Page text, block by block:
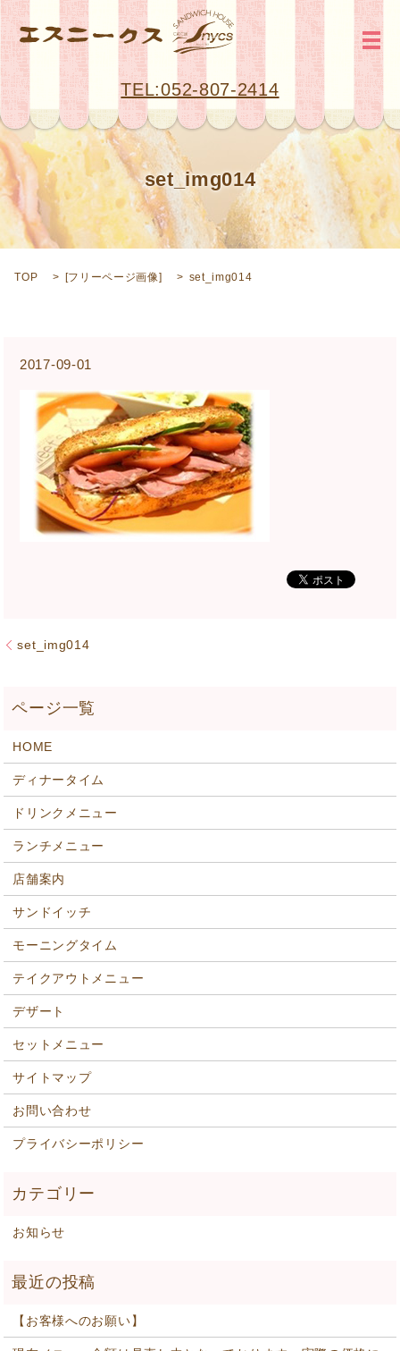
TEL:052-807-2414
メ
set_img014
TOP [フリーページ画像] set_img014
2017-09-01
set_img014
HOME
ディナータイム
ドリンクメニュー
ランチメニュー
店舗案内
サンドイッチ
モーニングタイム
テイクアウトメニュー
デザート
セットメニュー
サイトマップ
お問い合わせ
プライバシーポリシー
お知らせ
【お客様へのお願い】